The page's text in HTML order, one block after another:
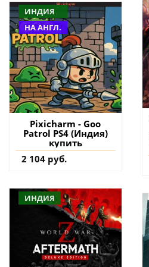
ИНДИЯ
НА АНГЛ.
Pixicharm - Goo
Patrol PS4 (Индия)
купить
2 104 руб.
ИНДИЯ